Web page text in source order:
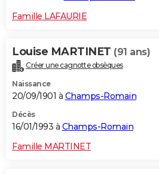
Famille LAFAURIE
Louise MARTINET (91 ans)
Créer une cagnotte obsèques
Naissance
20/09/1901 à Champs-Romain
Décès
16/01/1993 à Champs-Romain
Famille MARTINET